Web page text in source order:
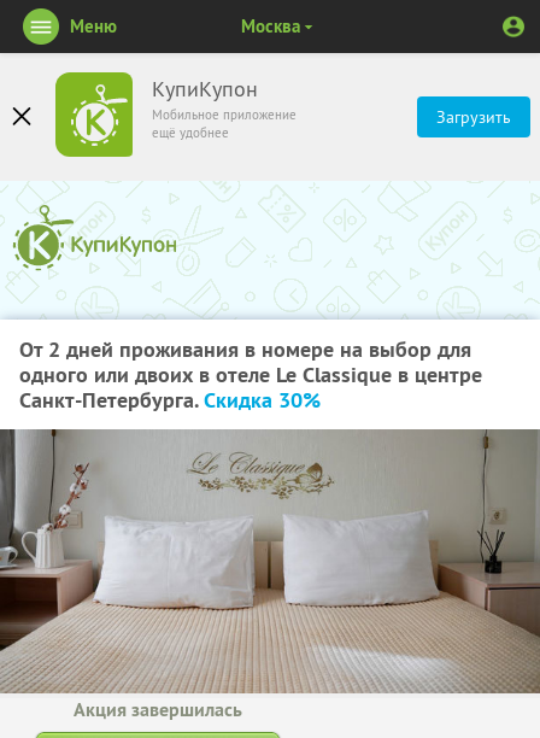
КупиКупон
Мобильное приложение
ещё удобнее
Загрузить
Меню Москва
От 2 дней проживания в номере на выбор для
одного или двоих в отеле Le Classique в центре
Санкт-Петербурга.Скидка 30%
Акция завершилась